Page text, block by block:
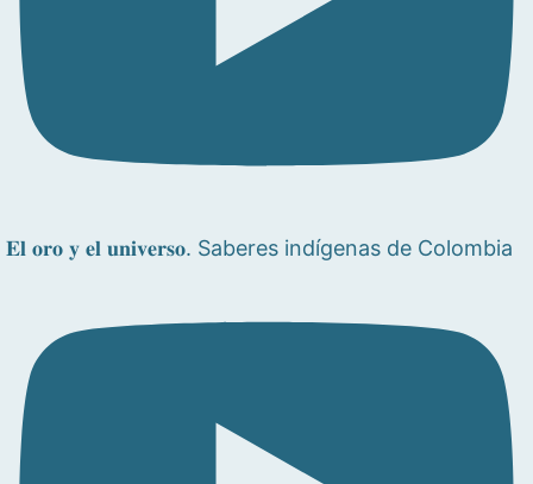
𝐄𝐥 𝐨𝐫𝐨 𝐲 𝐞𝐥 𝐮𝐧𝐢𝐯𝐞𝐫𝐬𝐨. Saberes indígenas de Colombia